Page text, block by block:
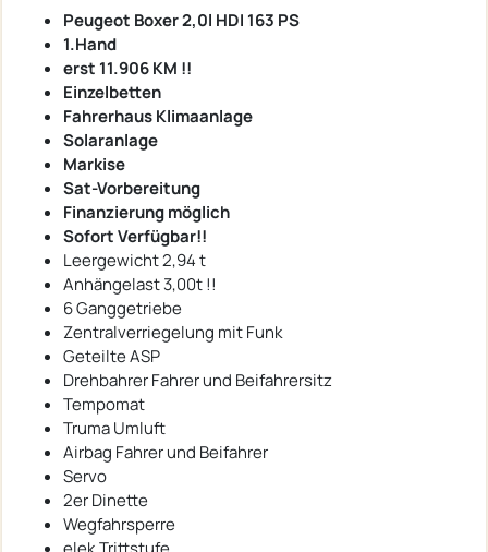
Peugeot Boxer 2,0l HDI 163 PS
1.Hand
erst 11.906 KM !!
Einzelbetten
Fahrerhaus Klimaanlage
Solaranlage
Markise
Sat-Vorbereitung
Finanzierung möglich
Sofort Verfügbar!!
Leergewicht 2,94 t
Anhängelast 3,00t !!
6 Ganggetriebe
Zentralverriegelung mit Funk
Geteilte ASP
Drehbahrer Fahrer und Beifahrersitz
Tempomat
Truma Umluft
Airbag Fahrer und Beifahrer
Servo
2er Dinette
Wegfahrsperre